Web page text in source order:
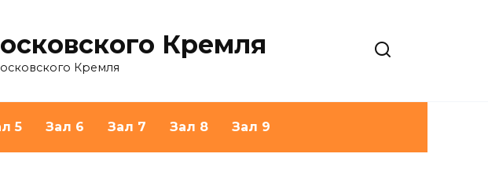
Кремля
Кремля
5 Зал 6 Зал 7 Зал 8 Зал 9